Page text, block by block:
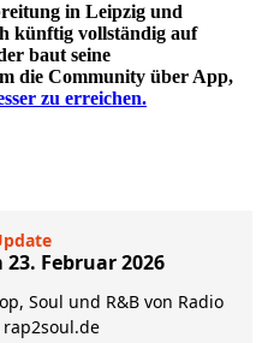
in Leipzig und
künftig vollständig auf
baut seine
die Community über App,
zu erreichen.